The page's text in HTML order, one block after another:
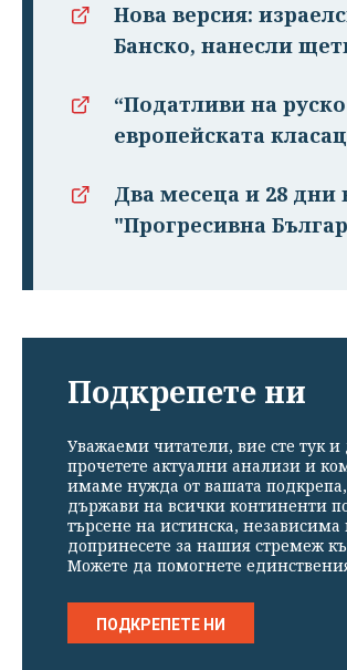
Нова версия:
Банско, нанесли
“Податливи на
европейската
Два месеца и 28
"Прогресивна
Подкрепете ни
Уважаеми читатели, вие сте тук
прочетете актуални анализи и
имаме нужда от вашата
държави на всички континенти
търсене на истинска,
допринесете за нашия стремеж
Можете да помогнете
ПОДКРЕПЕТЕ НИ